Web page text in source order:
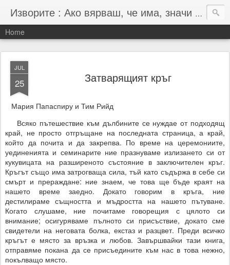
Изворите : Ако вярваш, че има, значи има :-)
Home
JUL
25 Затварящият кръг
Мария Папаспиру и Тим Рийд
Всяко пътешествие към дълбините се нуждае от подходящ
край, не просто отгръщане на последната страница, а край,
който да почита и да закрепва. По време на церемониите,
уединенията и семинарите ние празнуваме излизането си от
кукувицата на разширеното състояние в заключителен кръг.
Кръгът също има затрогваща сила, тъй като съдържа в себе си
смърт и прераждане: ние знаем, че това ще бъде краят на
нашето време заедно. Докато говорим в кръга, ние
дестилираме същността и мъдростта на нашето пътуване.
Когато слушаме, ние почитаме говорещия с цялото си
внимание; осигуряваме пълното си присъствие, докато сме
свидетели на неговата болка, екстаз и разцвет. Преди всичко
кръгът е място за връзка и любов. Завършвайки тази книга,
отправяме покана да се присъедините към нас в това нежно,
покълващо място.